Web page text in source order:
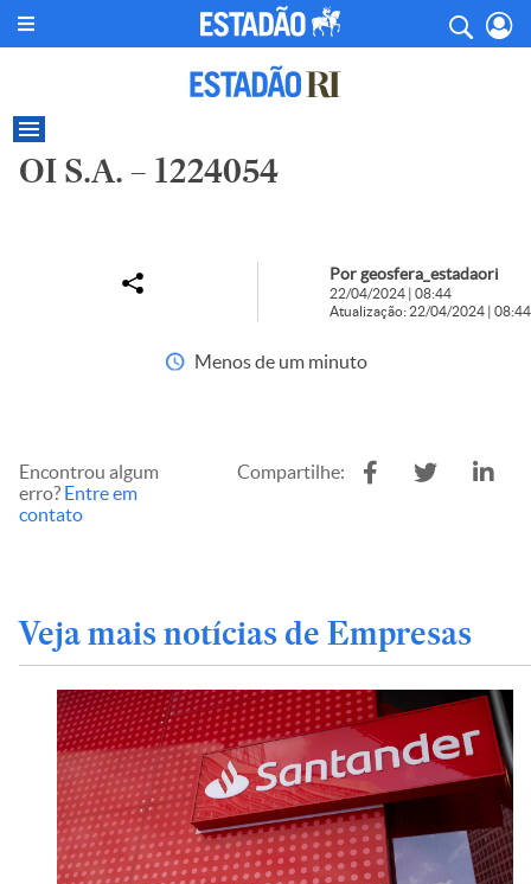
OI S.A. – 1224054
Por geosfera_estadaori
22/04/2024 | 08:44
Atualização: 22/04/2024 | 08:44
Menos de um minuto
Encontrou algum
erro? Entre em
contato
Compartilhe:
Veja mais notícias de Empresas